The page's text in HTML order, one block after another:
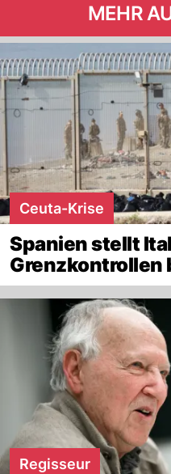
MEHR
Ceuta-Krise
Spanien stellt
Grenzkontrollen
Regisseur